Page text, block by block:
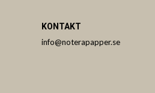
KONTAKT
info@noterapapper.se